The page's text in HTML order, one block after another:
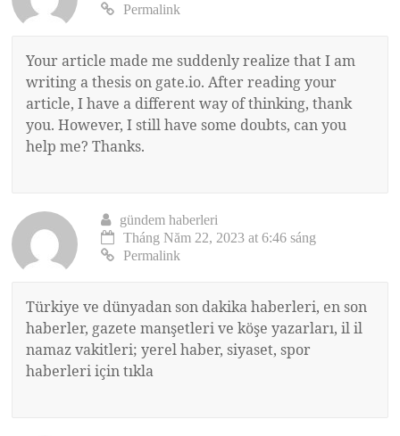
Permalink
Your article made me suddenly realize that I am
writing a thesis on gate.io. After reading your
article, I have a different way of thinking, thank
you. However, I still have some doubts, can you
help me? Thanks.
gündem haberleri
Tháng Năm 22, 2023 at 6:46 sáng
Permalink
Türkiye ve dünyadan son dakika haberleri, en son
haberler, gazete manşetleri ve köşe yazarları, il il
namaz vakitleri; yerel haber, siyaset, spor
haberleri için tıkla